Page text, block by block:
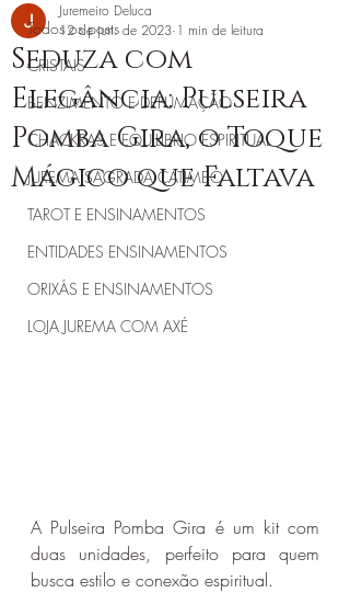
Todos os posts
CRISTAIS
BENZIMENTO E DEFUMAÇÃO
CHACKRAS E EQUILÍBRIO ESPIRITUAL
JUREMA SAGRADA CATIMBÓ
TAROT E ENSINAMENTOS
ENTIDADES ENSINAMENTOS
ORIXÁS E ENSINAMENTOS
LOJA JUREMA COM AXÉ
Seduza com
Elegância: Pulseira
Pomba Gira, o Toque
Mágico que Faltava
Juremeiro Deluca
12 de jun. de 2023 1 min de leitura
A Pulseira Pomba Gira é um kit com
duas unidades, perfeito para quem
busca estilo e conexão espiritual.